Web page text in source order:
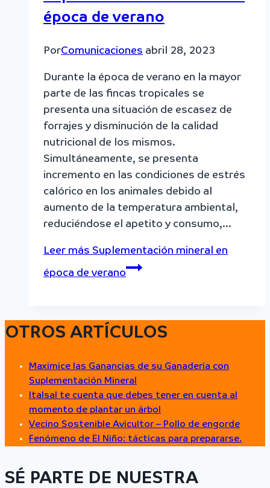
época de verano
PorComunicaciones abril 28, 2023
Durante la época de verano en la mayor
parte de las fincas tropicales se
presenta una situación de escasez de
forrajes y disminución de la calidad
nutricional de los mismos.
Simultáneamente, se presenta
incremento en las condiciones de estrés
calórico en los animales debido al
aumento de la temperatura ambiental,
reduciéndose el apetito y consumo,…
Leer más Suplementación mineral en
época de verano
OTROS ARTÍCULOS
Maximice las Ganancias de su Ganadería con
Suplementación Mineral
Italsal te cuenta que debes tener en cuenta al
momento de plantar un árbol
Vecino Sostenible Avicultor – Pollo de engorde
Fenómeno de El Niño: tácticas para prepararse.
SÉ PARTE DE NUESTRA